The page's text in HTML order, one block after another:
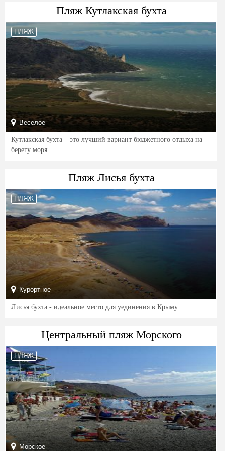
Пляж Кутлакская бухта
ПЛЯЖ
Веселое
Кутлакская бухта – это лучший вариант бюджетного отдыха на
берегу моря.
Пляж Лисья бухта
ПЛЯЖ
Курортное
Лисья бухта - идеальное место для уединения в Крыму.
Центральный пляж Морского
ПЛЯЖ
Морское